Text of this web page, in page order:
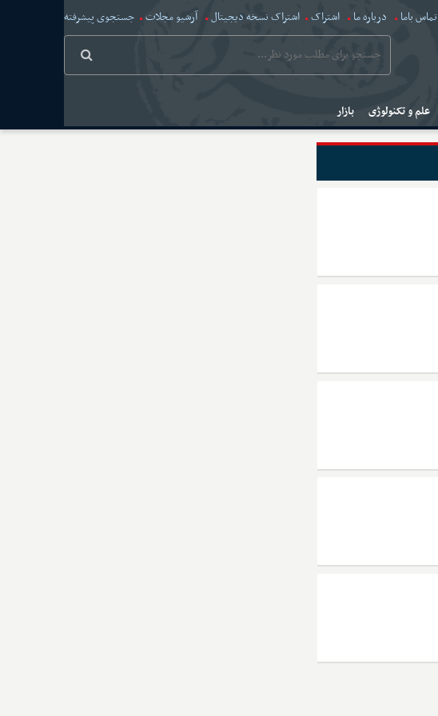
تماس باما درباره ما اشتراک اشتراک نسخه دیجیتال آرشیو مجلات جستجوی پیشرفته
علم و تکنولوژی بازار